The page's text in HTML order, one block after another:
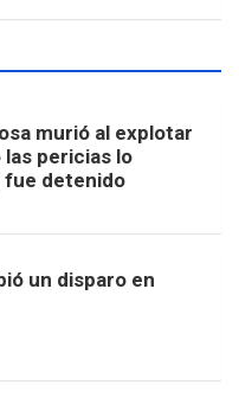
murió al explotar
las pericias lo
detenido
un disparo en